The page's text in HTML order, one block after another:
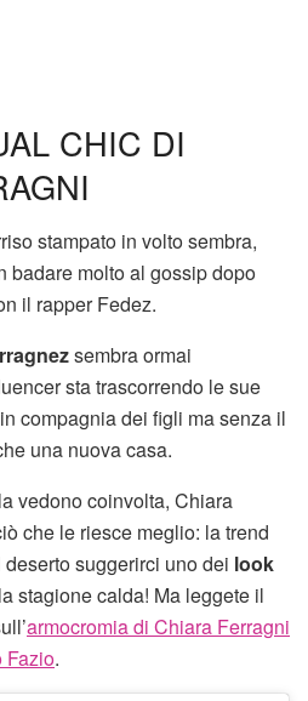
CHIC DI
stampato in volto sembra,
badare molto al gossip dopo
il rapper Fedez.
sembra ormai
sta trascorrendo le sue
compagnia dei figli ma senza il
una nuova casa.
vedono coinvolta, Chiara
che le riesce meglio: la trend
suggerirci uno dei look
stagione calda! Ma leggete il
armocromia di Chiara Ferragni
Fazio.